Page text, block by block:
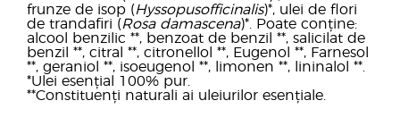
frunze de isop (Hyssopusofficinalis)*, ulei de flori
de trandafiri (Rosa damascena)*. Poate conține:
alcool benzilic **, benzoat de benzil **, salicilat de
benzil **, citral **, citronellol **, Eugenol **, Farnesol
**, geraniol **, isoeugenol **, limonen **, lininalol **.
*Ulei esențial 100% pur.
**Constituenți naturali ai uleiurilor esențiale.